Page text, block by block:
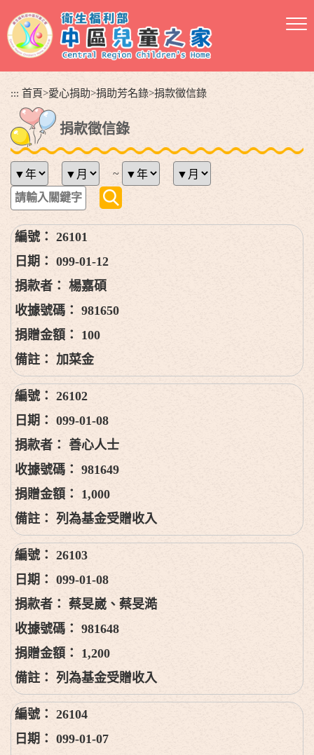
到
主
::: 首頁>愛心捐助>捐助芳名錄>捐款徵信錄
捐款徵信錄
~
26101
099-01-12
楊嘉碩
981650
100
加菜金
26102
099-01-08
善心人士
981649
1,000
列為基金受贈收入
26103
099-01-08
蔡旻崴、蔡旻澔
981648
1,200
列為基金受贈收入
26104
099-01-07